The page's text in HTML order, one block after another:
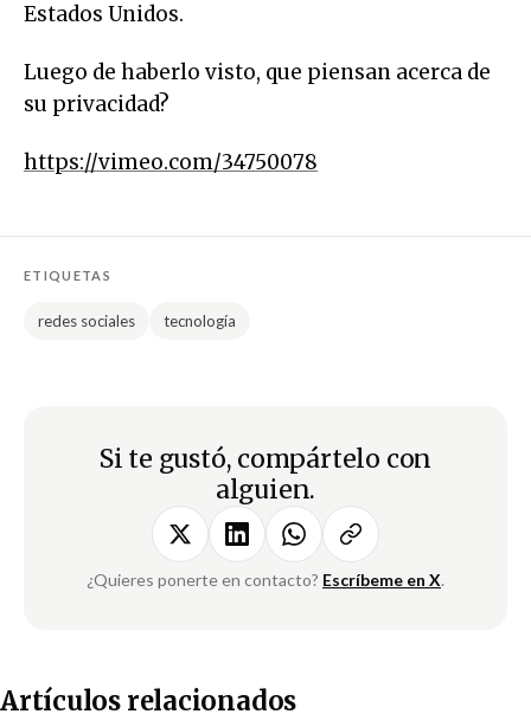
Estados Unidos.
Luego de haberlo visto, que piensan acerca de
su privacidad?
https://vimeo.com/34750078
ETIQUETAS
redes sociales tecnología
Si te gustó, compártelo con
alguien.
¿Quieres ponerte en contacto? Escríbeme en X.
Artículos relacionados